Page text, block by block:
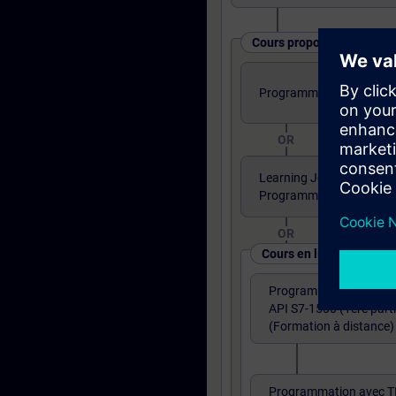
Cours proposés sous
Programmation TIA
OR
Learning Journey - TIA
Programmation partie 1
OR
Cours en ligne
Programmation avec
API S7-1500 (1ère
(Formation à distance)
Programmation avec